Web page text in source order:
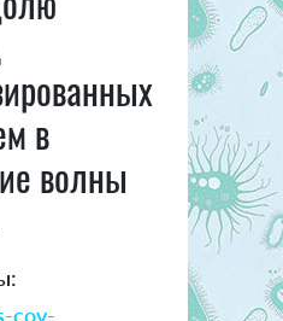
в
волны
cov-